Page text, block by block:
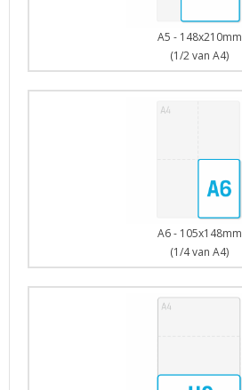
A5 - 148x210mm
(1/2 van A4)
A6 - 105x148mm
(1/4 van A4)